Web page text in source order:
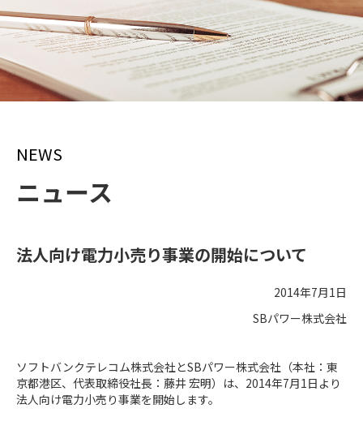
NEWS
ニュース
法人向け電力小売り事業の開始について
2014年7月1日
SBパワー株式会社
ソフトバンクテレコム株式会社とSBパワー株式会社（本社：東
京都港区、代表取締役社長：藤井 宏明）は、2014年7月1日より
法人向け電力小売り事業を開始します。